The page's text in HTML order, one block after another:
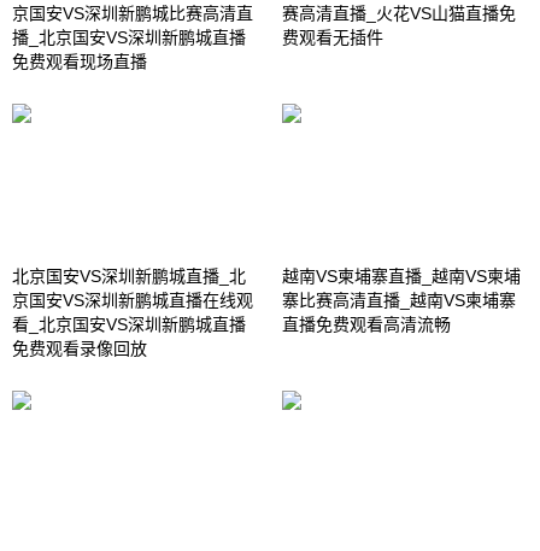
京国安VS深圳新鹏城比赛高清直
播_北京国安VS深圳新鹏城直播
免费观看现场直播
赛高清直播_火花VS山猫直播免
费观看无插件
北京国安VS深圳新鹏城直播_北
京国安VS深圳新鹏城直播在线观
看_北京国安VS深圳新鹏城直播
免费观看录像回放
越南VS柬埔寨直播_越南VS柬埔
寨比赛高清直播_越南VS柬埔寨
直播免费观看高清流畅